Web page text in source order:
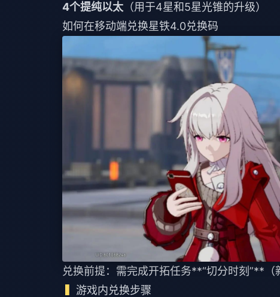
4个提纯以太 （用于4星和5星光锥的升级）
如何在移动端兑换星铁4.0兑换码
兑换前提：需完成开拓任务**“切分时刻”**
游戏内兑换步骤